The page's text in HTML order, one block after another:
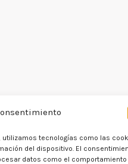
utilizamos tecnologías como las
del dispositivo. El
datos como el comportamiento
conocerte.